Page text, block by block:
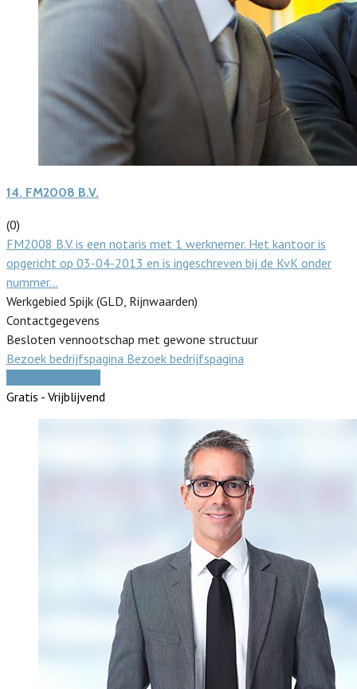
14. FM2008 B.V.
(0)
FM2008 B.V. is een notaris met 1 werknemer. Het kantoor is
opgericht op 03-04-2013 en is ingeschreven bij de KvK onder
nummer…
Werkgebied Spijk (GLD, Rijnwaarden)
Contactgegevens
Besloten vennootschap met gewone structuur
Bezoek bedrijfspagina Bezoek bedrijfspagina
Gratis - Vrijblijvend